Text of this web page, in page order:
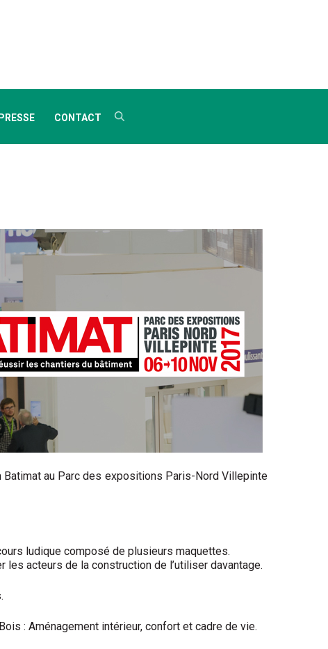
CONTACT
au Parc des expositions Paris-Nord Villepinte
ludique composé de plusieurs maquettes.
acteurs de la construction de l’utiliser davantage.
: Aménagement intérieur, confort et cadre de vie.